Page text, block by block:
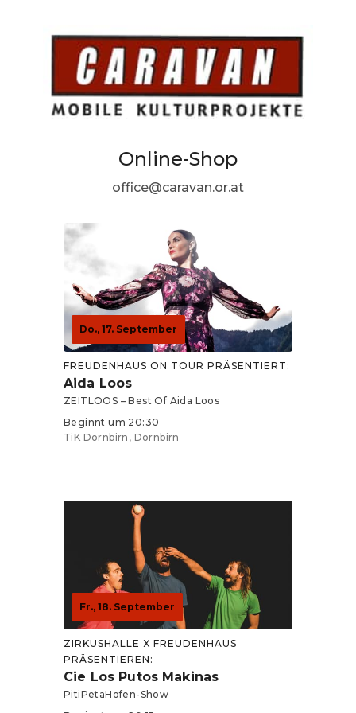
Online-Shop
office@caravan.or.at
Do., 17. September
FREUDENHAUS ON TOUR PRÄSENTIERT:
Aida Loos
ZEITLOOS – Best Of Aida Loos
Beginnt um 20:30
TiK Dornbirn, Dornbirn
Fr., 18. September
ZIRKUSHALLE X FREUDENHAUS
PRÄSENTIEREN:
Cie Los Putos Makinas
PitiPetaHofen-Show